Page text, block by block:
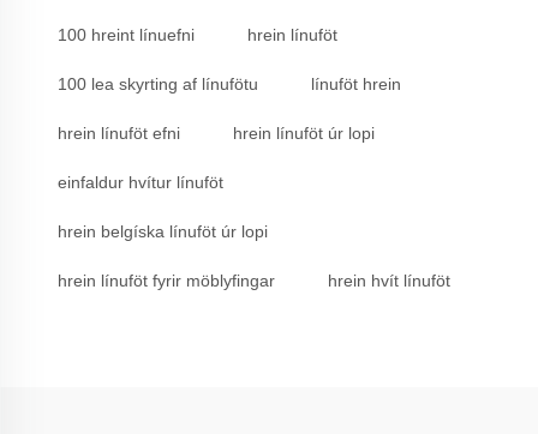
100 hreint línuefni hrein línuföt
100 lea skyrting af línufötu línuföt hrein
hrein línuföt efni hrein línuföt úr lopi
einfaldur hvítur línuföt
hrein belgíska línuföt úr lopi
hrein línuföt fyrir möblyfingar hrein hvít línuföt